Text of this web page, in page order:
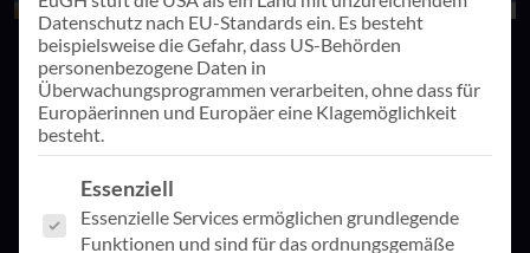
Eventrückblicke
28. Juli 2026
Rückblick Tag der IT-Sicherheit
Die von der Karlsruher IT-Sicherheitsinitiative (KA-IT-
Plattform für den Austausch rund um aktuelle Cyber-
Bedrohungen und wirksame Sicherheitsstrategien
Datenschutz nach EU-Standards ein. Es besteht
beispielsweise die Gefahr, dass US-Behörden
personenbezogene Daten in
Überwachungsprogrammen verarbeiten, ohne dass für
Europäerinnen und Europäer eine Klagemöglichkeit
besteht.
Es folgt eine Liste der Service-Gruppen, für die eine
Essenziell
Essenzielle Services ermöglichen grundlegende
Funktionen und sind für das ordnungsgemäße